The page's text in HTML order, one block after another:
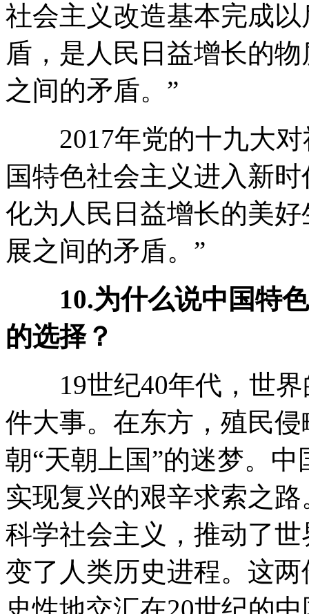
社会主义改造基本完成
盾，是人民日益增长的
之间的矛盾。”
2017年党的十九大对
国特色社会主义进入新
化为人民日益增长的美
展之间的矛盾。”
10.为什么说中国特色
的选择？
19世纪40年代，世界
件大事。在东方，殖民
朝“天朝上国”的迷梦。
实现复兴的艰辛求索之
科学社会主义，推动了
变了人类历史进程。这